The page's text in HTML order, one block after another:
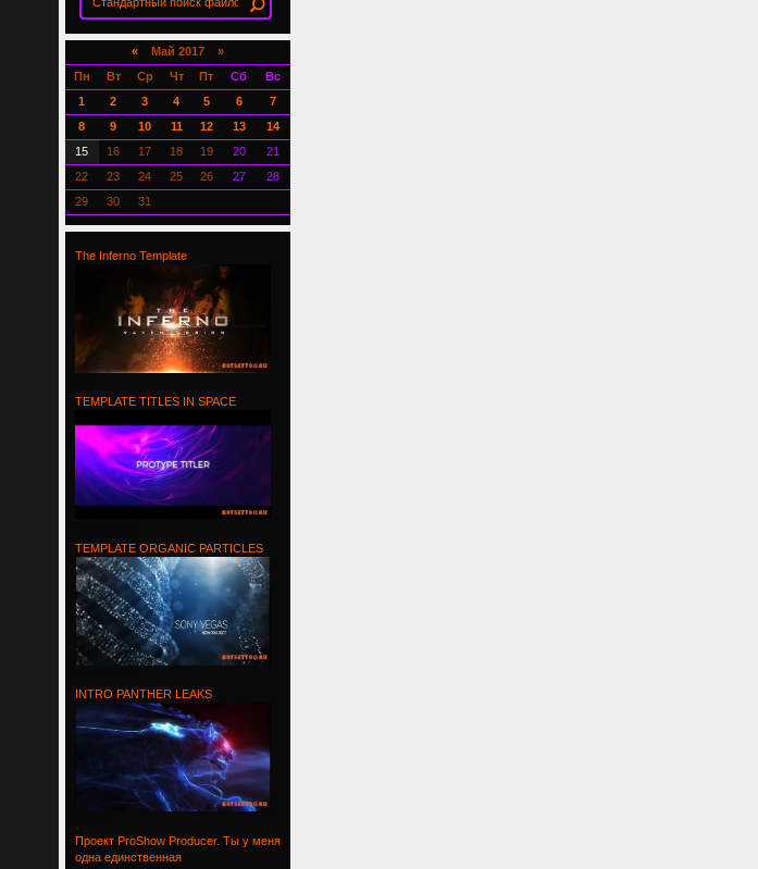
«Май 2017 »
Пн
Вт Ср Чт Пт Сб
Вс
1
2 3 4 5 6
7
8
9 10 11 12 13
14
15
16 17 18 19 20
21
22
23 24 25 26 27
28
29
30 31
The Inferno Template
TEMPLATE TITLES IN SPACE
TEMPLATE ORGANIC PARTICLES
INTRO PANTHER LEAKS
Проект ProShow Producer. Ты у меня
одна единственная